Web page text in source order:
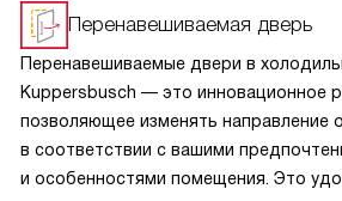
компрессорами и системами точного
температуры, что обеспечивает
и долговечность. Холодильники A+
экономичнее в быту и снижают
и экологию.
Перенавешиваемая дверь
Перенавешиваемые двери в
Kuppersbusch — это инновационное
позволяющее изменять направление
в соответствии с вашими
и особенностями помещения. Это